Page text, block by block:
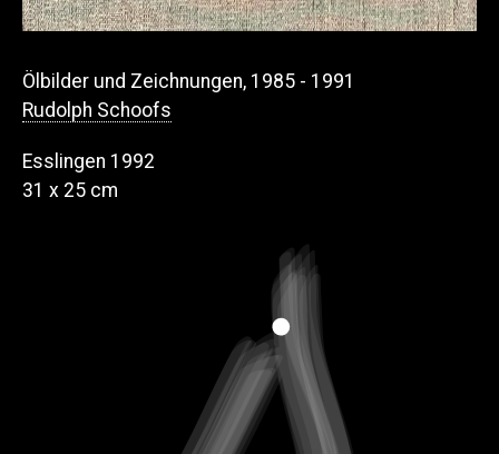
Ölbilder und Zeichnungen, 1985 - 1991
Rudolph Schoofs
Esslingen 1992
31 x 25 cm